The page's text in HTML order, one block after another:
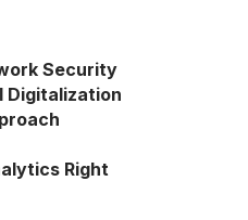
Security
Digitalization
Right